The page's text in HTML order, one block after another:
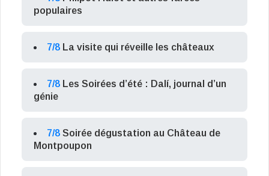
populaires
7/8 La visite qui réveille les châteaux
7/8 Les Soirées d’été : Dalí, journal d’un
génie
7/8 Soirée dégustation au Château de
Montpoupon